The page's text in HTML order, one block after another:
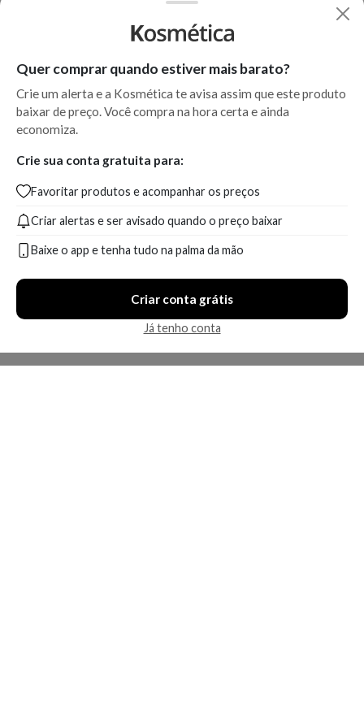
Quer comprar quando estiver mais barato?
Crie um alerta e a Kosmética te avisa assim que este produto
baixar de preço. Você compra na hora certa e ainda
economiza.
Crie sua conta gratuita para:
Favoritar produtos e acompanhar os preços
Criar alertas e ser avisado quando o preço baixar
Baixe o app e tenha tudo na palma da mão
Criar conta grátis
Já tenho conta